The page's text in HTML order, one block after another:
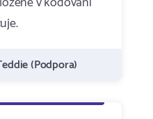
(Podpora)